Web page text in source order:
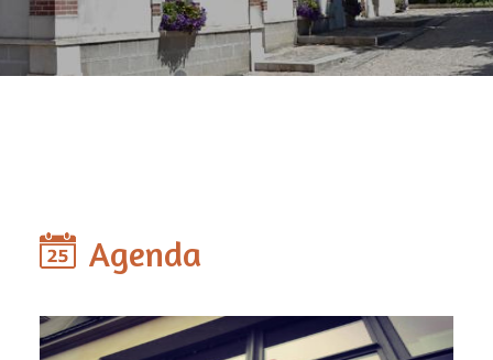
Agenda